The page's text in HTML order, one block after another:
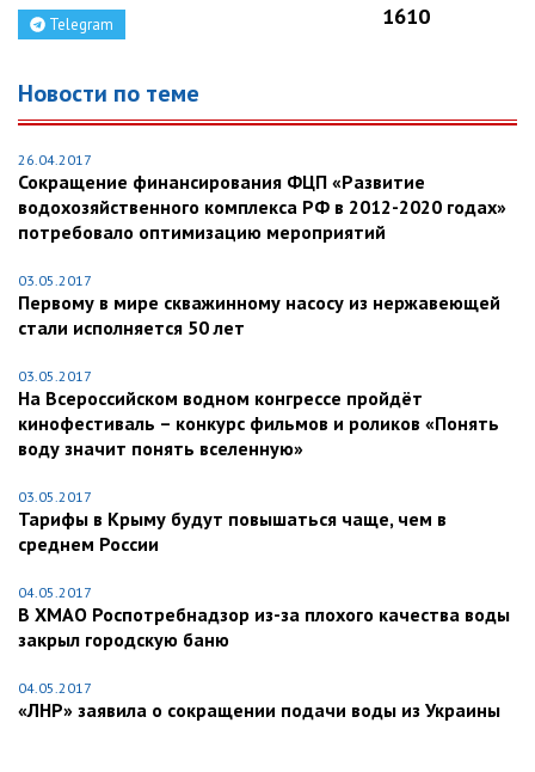
Telegram
1610
Новости по теме
26.04.2017
Сокращение финансирования ФЦП «Развитие
водохозяйственного комплекса РФ в 2012-2020 годах»
потребовало оптимизацию мероприятий
03.05.2017
Первому в мире скважинному насосу из нержавеющей
стали исполняется 50 лет
03.05.2017
На Всероссийском водном конгрессе пройдёт
кинофестиваль – конкурс фильмов и роликов «Понять
воду значит понять вселенную»
03.05.2017
Тарифы в Крыму будут повышаться чаще, чем в
среднем России
04.05.2017
В ХМАО Роспотребнадзор из-за плохого качества воды
закрыл городскую баню
04.05.2017
«ЛНР» заявила о сокращении подачи воды из Украины